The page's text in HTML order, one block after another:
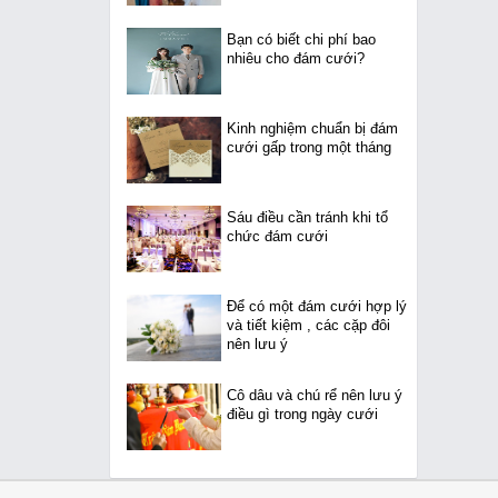
Bạn có biết chi phí bao
nhiêu cho đám cưới?
Kinh nghiệm chuẩn bị đám
cưới gấp trong một tháng
Sáu điều cần tránh khi tổ
chức đám cưới
Để có một đám cưới hợp lý
và tiết kiệm , các cặp đôi
nên lưu ý
Cô dâu và chú rể nên lưu ý
điều gì trong ngày cưới